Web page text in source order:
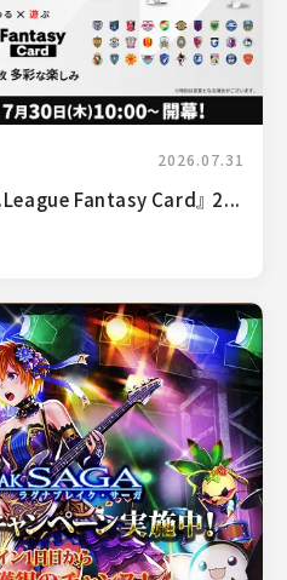
2026.07.31
Fantasy Card』 2...